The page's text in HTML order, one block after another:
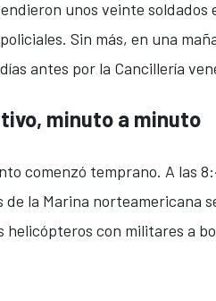
unos veinte
Sin más, en una
antes por la Cancillería
minuto a minuto
comenzó temprano. A las
de la Marina norteamericana
helicópteros con militares a